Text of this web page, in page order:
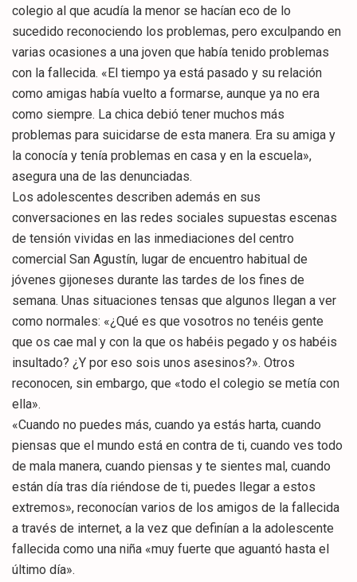
colegio al que acudía la menor se hacían eco de lo
sucedido reconociendo los problemas, pero exculpando en
varias ocasiones a una joven que había tenido problemas
con la fallecida. «El tiempo ya está pasado y su relación
como amigas había vuelto a formarse, aunque ya no era
como siempre. La chica debió tener muchos más
problemas para suicidarse de esta manera. Era su amiga y
la conocía y tenía problemas en casa y en la escuela»,
asegura una de las denunciadas.
Los adolescentes describen además en sus
conversaciones en las redes sociales supuestas escenas
de tensión vividas en las inmediaciones del centro
comercial San Agustín, lugar de encuentro habitual de
jóvenes gijoneses durante las tardes de los fines de
semana. Unas situaciones tensas que algunos llegan a ver
como normales: «¿Qué es que vosotros no tenéis gente
que os cae mal y con la que os habéis pegado y os habéis
insultado? ¿Y por eso sois unos asesinos?». Otros
reconocen, sin embargo, que «todo el colegio se metía con
ella».
«Cuando no puedes más, cuando ya estás harta, cuando
piensas que el mundo está en contra de ti, cuando ves todo
de mala manera, cuando piensas y te sientes mal, cuando
están día tras día riéndose de ti, puedes llegar a estos
extremos», reconocían varios de los amigos de la fallecida
a través de internet, a la vez que definían a la adolescente
fallecida como una niña «muy fuerte que aguantó hasta el
último día».